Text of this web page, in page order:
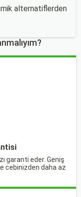
alternatiflerden
garanti eder. Geniş
cebinizden daha az